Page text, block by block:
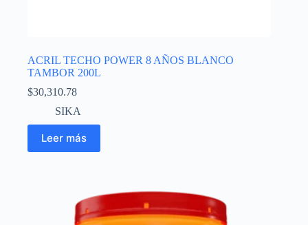
ACRIL TECHO POWER 8 AÑOS BLANCO
TAMBOR 200L
$30,310.78
SIKA
Leer más